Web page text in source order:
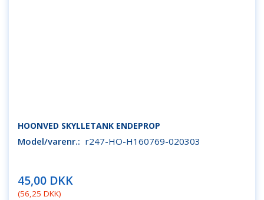
HOONVED SKYLLETANK ENDEPROP
Model/varenr.: r247-HO-H160769-020303
45,00 DKK
(56,25 DKK)